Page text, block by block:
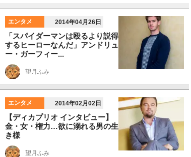
エンタメ 2014年04月26日
「スパイダーマンは殴るより説得
するヒーローなんだ」アンドリュ
ー・ガーフィー...
望月ふみ
エンタメ 2014年02月02日
【ディカプリオ インタビュー】
金・女・権力…欲に溺れる男の生
き様
望月ふみ